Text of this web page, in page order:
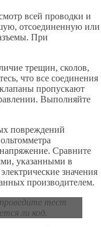
всей проводки и
отсоединенную или
При
трещин, сколов,
что все соединения
пропускают
Выполняйте
повреждений
Сравните
указанными в
значения
производителем.
тест
ли код.